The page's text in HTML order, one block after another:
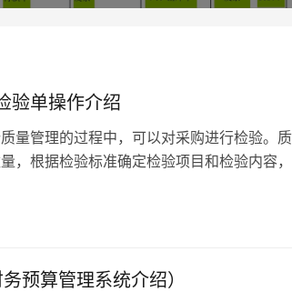
验单操作介绍
量管理的过程中，可以对采购进行检验。
，根据检验标准确定检验项目和检验内容，
预算管理系统介绍）